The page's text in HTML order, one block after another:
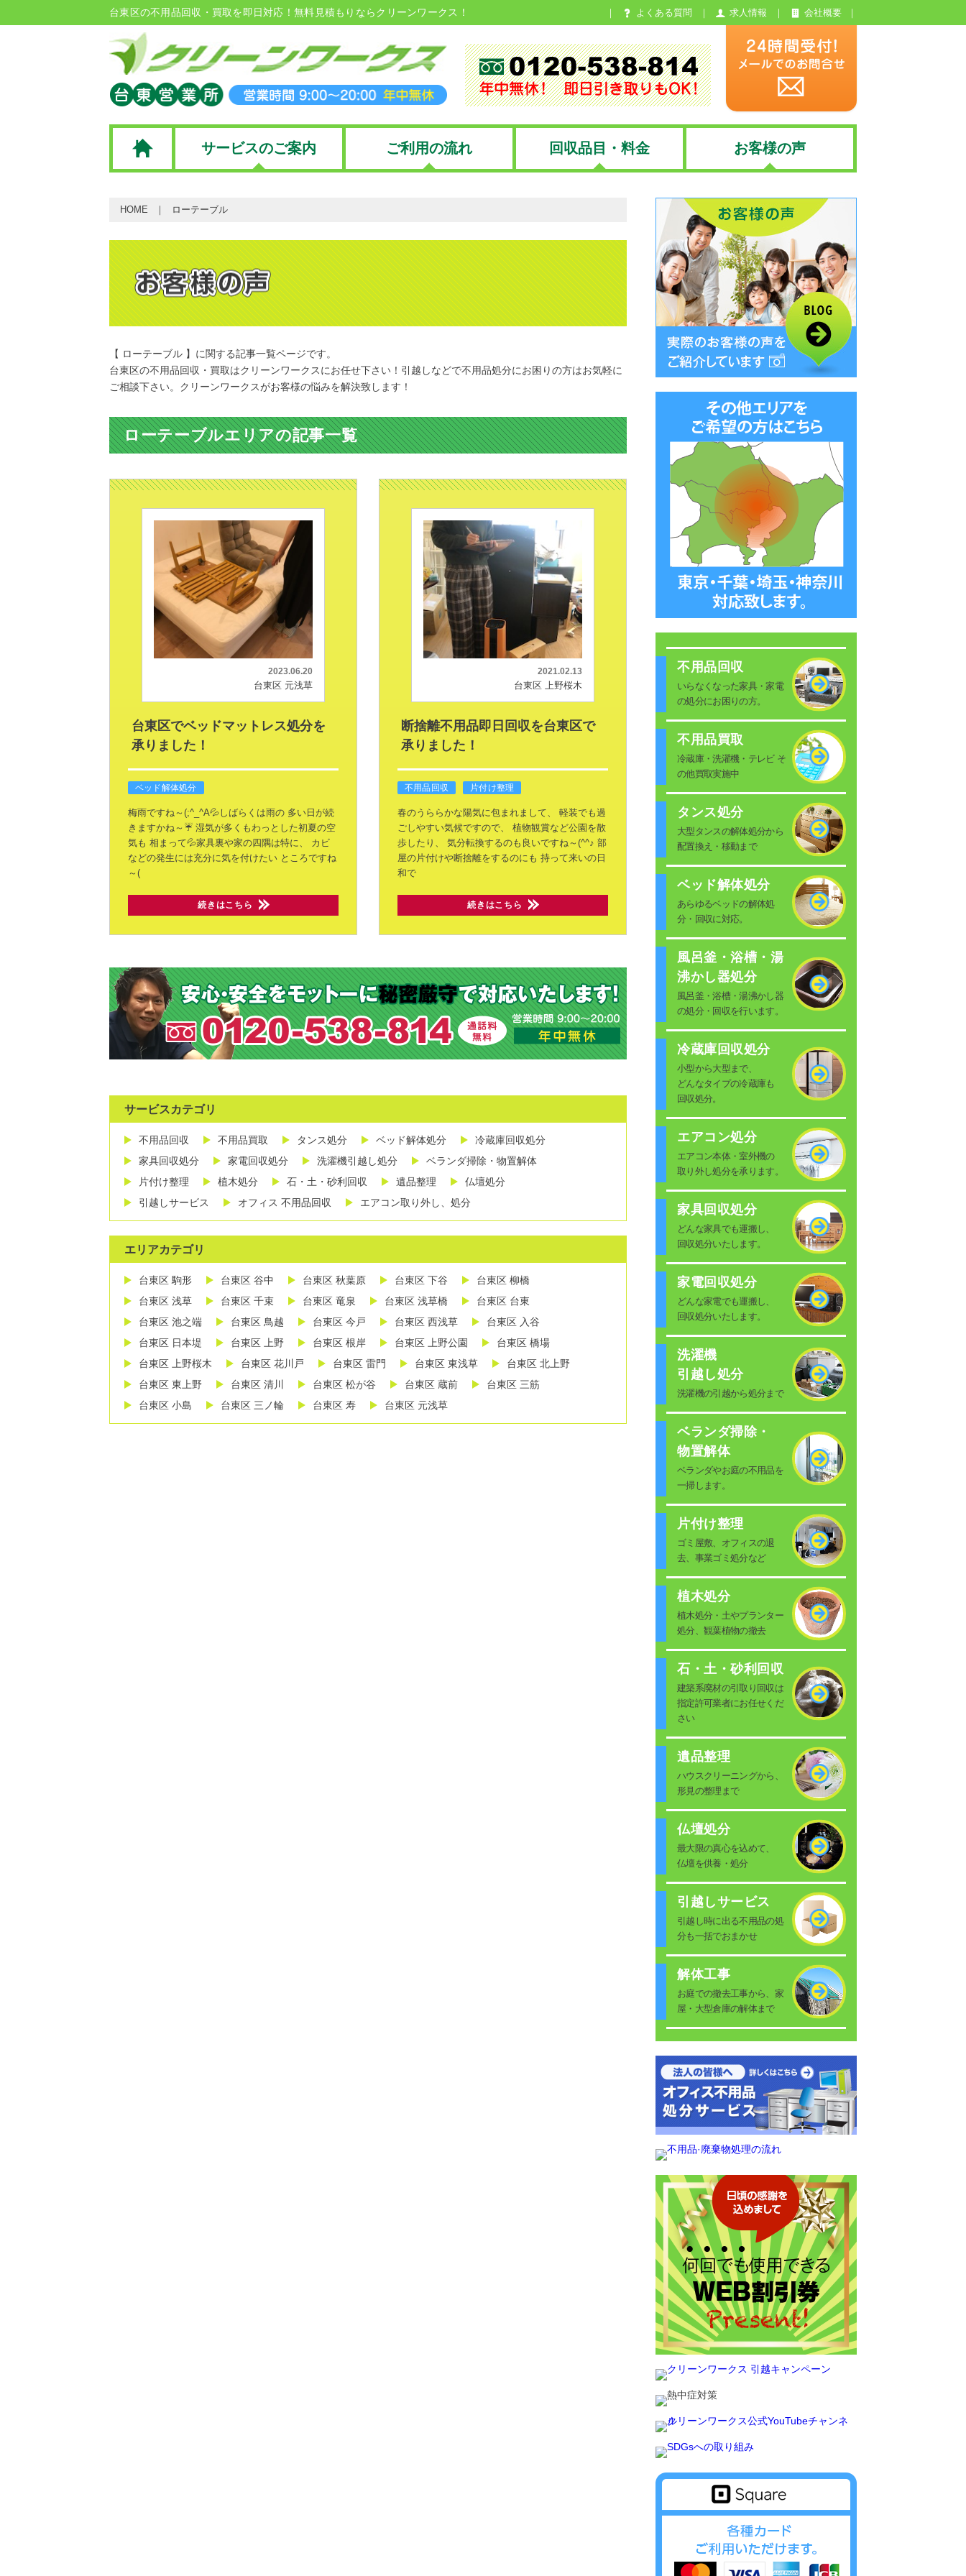
台東区の不用品回収・買取を即日対応！無料見積もりならクリーンワークス！ よくある質問 求人情報 会社概要
サービスのご案内 ご利用の流れ 回収品目・料金 お客様の声
HOME ローテーブル
【 ローテーブル 】に関する記事一覧ページです。
台東区の不用品回収・買取はクリーンワークスにお任せ下さい！引越しなどで不用品処分にお困りの方はお気軽に
ご相談下さい。クリーンワークスがお客様の悩みを解決致します！
ローテーブルエリアの記事一覧
2023.06.20
台東区 元浅草
台東区でベッドマットレス処分を
承りました！
ベッド解体処分
梅雨ですね～(;^_^A💦しばらくは雨の 多い日が続
きますかね～☔ 湿気が多くもわっとした初夏の空
気も 相まって💦家具裏や家の四隅は特に、
カビ
などの発生には充分に気を付けたい ところですね
～(
続きはこちら
2021.02.13
台東区 上野桜木
断捨離不用品即日回収を台東区で
承りました！
不用品回収 片付け整理
春のうららかな陽気に包まれまして、
軽装でも過
ごしやすい気候ですので、
植物観賞など公園を散
歩したり、
気分転換するのも良いですね～(^^♪ 部
屋の片付けや断捨離をするのにも 持って来いの日
和で
続きはこちら
サービスカテゴリ
不用品回収 不用品買取 タンス処分 ベッド解体処分
冷蔵庫回収処分
家具回収処分
家電回収処分 洗濯機引越し処分
ベランダ掃除・物置解体
片付け整理
植木処分 石・土・砂利回収 遺品整理
仏壇処分
引越しサービス
オフィス 不用品回収 エアコン取り外し、処分
エリアカテゴリ
台東区 駒形 台東区 谷中 台東区 秋葉原 台東区 下谷
台東区 柳橋
台東区 浅草
台東区 千束 台東区 竜泉 台東区 浅草橋
台東区 台東
台東区 池之端
台東区 鳥越 台東区 今戸 台東区 西浅草
台東区 入谷
台東区 日本堤
台東区 上野 台東区 根岸 台東区 上野公園
台東区 橋場
台東区 上野桜木
台東区 花川戸 台東区 雷門 台東区 東浅草
台東区 北上野
台東区 東上野
台東区 清川 台東区 松が谷 台東区 蔵前
台東区 三筋
台東区 小島
台東区 三ノ輪 台東区 寿 台東区 元浅草
不用品回収
いらなくなった家具・家電
の処分にお困りの方。
不用品買取
冷蔵庫・洗濯機・テレビ そ
の他買取実施中
タンス処分
大型タンスの解体処分から
配置換え・移動まで
ベッド解体処分
あらゆるベッドの解体処
分・回収に対応。
風呂釜・浴槽・湯
沸かし器処分
風呂釜・浴槽・湯沸かし器
の処分・回収を行います。
冷蔵庫回収処分
小型から大型まで、
どんなタイプの冷蔵庫も
回収処分。
エアコン処分
エアコン本体・室外機の
取り外し処分を承ります。
家具回収処分
どんな家具でも運搬し、
回収処分いたします。
家電回収処分
どんな家電でも運搬し、
回収処分いたします。
洗濯機
引越し処分
洗濯機の引越から処分まで
ベランダ掃除・
物置解体
ベランダやお庭の不用品を
一掃します。
片付け整理
ゴミ屋敷、オフィスの退
去、事業ゴミ処分など
植木処分
植木処分・土やプランター
処分、観葉植物の撤去
石・土・砂利回収
建築系廃材の引取り回収は
指定許可業者にお任せくだ
さい
遺品整理
ハウスクリーニングから、
形見の整理まで
仏壇処分
最大限の真心を込めて、
仏壇を供養・処分
引越しサービス
引越し時に出る不用品の処
分も一括でおまかせ
解体工事
お庭での撤去工事から、家
屋・大型倉庫の解体まで